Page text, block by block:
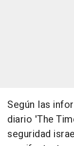
Según las
diario 'The
seguridad